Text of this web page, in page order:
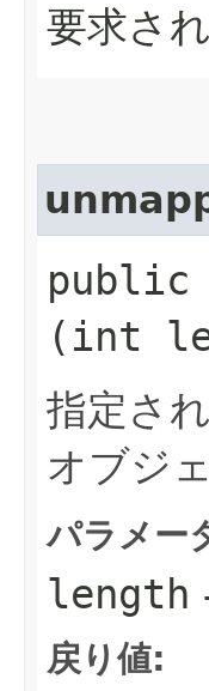
要求さ
(int
指定さ
オブジ
パラメー
length
戻り値: